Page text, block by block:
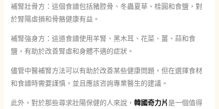
補腎壯骨方：這個食譜包括豬腔骨、冬蟲夏草、桂圓和食鹽，對
於腎陽虛損和骨骼健康有益。
補腎強身方：這道食譜使用羊腎、黑木耳、花菜、薑、蒜和食
鹽，有助於改善腎虛和身體不適的症狀。
儘管中醫補腎方法可以有助於改善某些健康問題，但在選擇食材
和食譜時需要謹慎，並且應該咨詢專業醫生的建議。
此外，對於那些尋求壯陽保健的人來說， 韓國奇力片是一個值得